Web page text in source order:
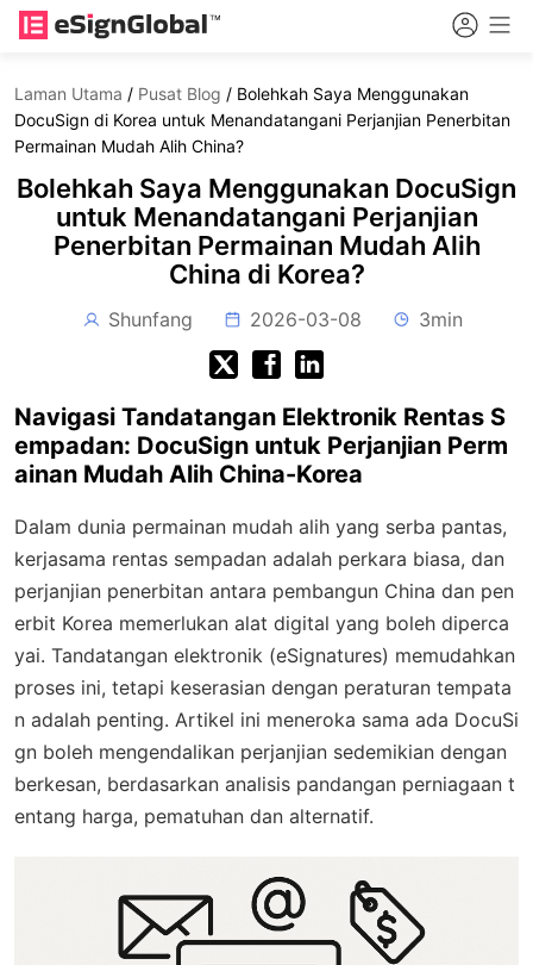
Laman Utama / Pusat Blog / Bolehkah Saya Menggunakan
DocuSign di Korea untuk Menandatangani Perjanjian Penerbitan
Permainan Mudah Alih China?
Bolehkah Saya Menggunakan DocuSign
untuk Menandatangani Perjanjian
Penerbitan Permainan Mudah Alih
China di Korea?
Shunfang 2026-03-08 3min
Navigasi Tandatangan Elektronik Rentas S
empadan: DocuSign untuk Perjanjian Perm
ainan Mudah Alih China-Korea
Dalam dunia permainan mudah alih yang serba pantas,
kerjasama rentas sempadan adalah perkara biasa, dan
perjanjian penerbitan antara pembangun China dan pen
erbit Korea memerlukan alat digital yang boleh diperca
yai. Tandatangan elektronik (eSignatures) memudahkan
proses ini, tetapi keserasian dengan peraturan tempata
n adalah penting. Artikel ini meneroka sama ada DocuSi
gn boleh mengendalikan perjanjian sedemikian dengan
berkesan, berdasarkan analisis pandangan perniagaan t
entang harga, pematuhan dan alternatif.